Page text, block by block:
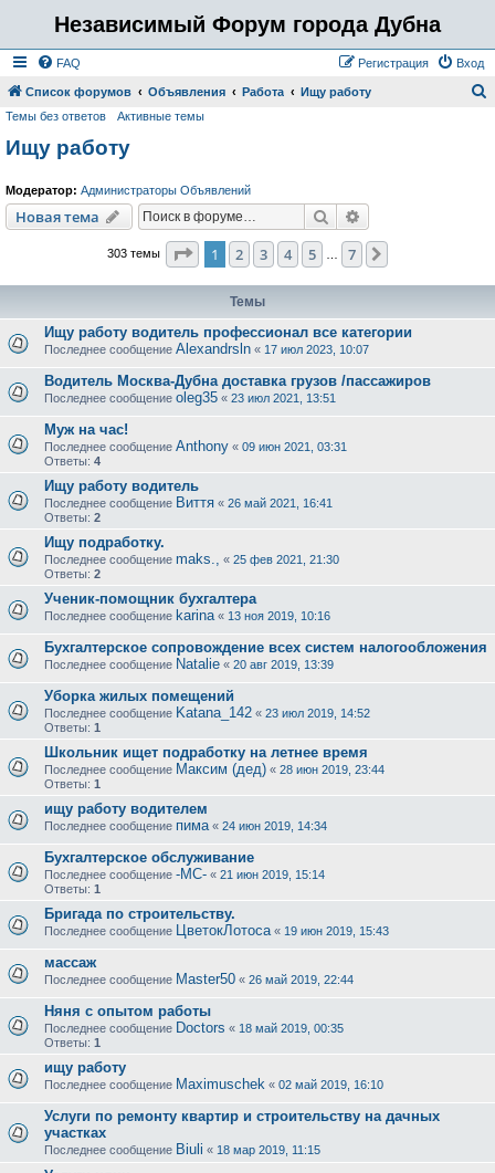
Независимый Форум города Дубна
FAQ Вход
Регистрация
Список форумов Объявления Работа Ищу работу
Темы без ответов Активные темы
Ищу работу
Модератор: Администраторы Объявлений
Новая тема Поиск
303 темы Страница из
1 2 3 4 5 7
Темы
Ищу работу водитель профессионал все категории
Последнее сообщение Alexandrsln « 17 июл 2023, 10:07
Водитель Москва-Дубна доставка грузов /пассажиров
Последнее сообщение oleg35 « 23 июл 2021, 13:51
Муж на час!
Последнее сообщение Anthony « 09 июн 2021, 03:31
Ответы: 4
Ищу работу водитель
Последнее сообщение Виття « 26 май 2021, 16:41
Ответы: 2
Ищу подработку.
Последнее сообщение maks., « 25 фев 2021, 21:30
Ответы: 2
Ученик-помощник бухгалтера
Последнее сообщение karina « 13 ноя 2019, 10:16
Бухгалтерское сопровождение всех систем налогообложения
Последнее сообщение Natalie « 20 авг 2019, 13:39
Уборка жилых помещений
Последнее сообщение Katana_142 « 23 июл 2019, 14:52
Ответы: 1
Школьник ищет подработку на летнее время
Последнее сообщение Максим (дед) « 28 июн 2019, 23:44
Ответы: 1
ищу работу водителем
Последнее сообщение пима « 24 июн 2019, 14:34
Бухгалтерское обслуживание
Последнее сообщение -МС- « 21 июн 2019, 15:14
Ответы: 1
Бригада по строительству.
Последнее сообщение ЦветокЛотоса « 19 июн 2019, 15:43
массаж
Последнее сообщение Master50 « 26 май 2019, 22:44
Няня с опытом работы
Последнее сообщение Doctors « 18 май 2019, 00:35
Ответы: 1
ищу работу
Последнее сообщение Maximuschek « 02 май 2019, 16:10
Услуги по ремонту квартир и строительству на дачных
участках
Последнее сообщение Biuli « 18 мар 2019, 11:15